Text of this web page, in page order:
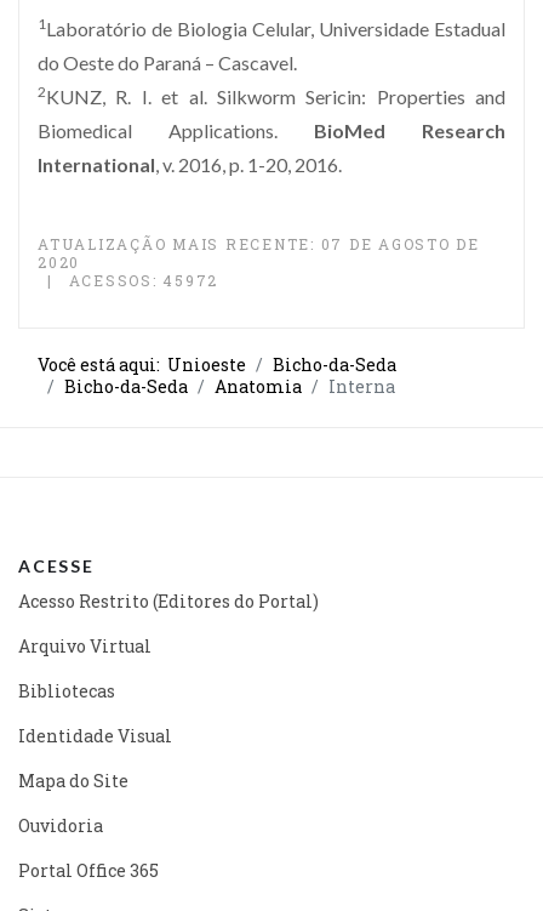
1Laboratório de Biologia Celular, Universidade Estadual
do Oeste do Paraná – Cascavel.
2KUNZ, R. I. et al. Silkworm Sericin: Properties and
Biomedical Applications. BioMed Research
International, v. 2016, p. 1-20, 2016.
ATUALIZAÇÃO MAIS RECENTE: 07 DE AGOSTO DE
2020
ACESSOS: 45972
Você está aqui: Unioeste
Bicho-da-Seda
Bicho-da-Seda
Anatomia Interna
ACESSE
Acesso Restrito (Editores do Portal)
Arquivo Virtual
Bibliotecas
Identidade Visual
Mapa do Site
Ouvidoria
Portal Office 365